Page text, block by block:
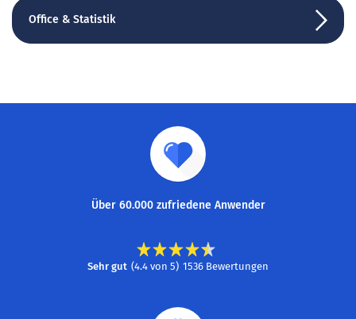
Office & Statistik
Über 60.000 zufriedene Anwender
Sehr gut (4.4 von 5) 1536 Bewertungen